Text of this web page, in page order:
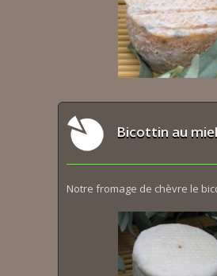
Bicottin au miel
Notre fromage de chèvre le